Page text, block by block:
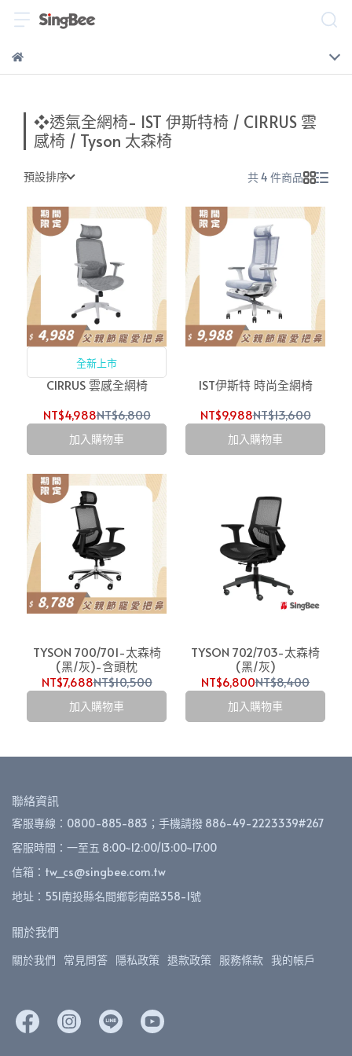
❖透氣全網椅- IST 伊斯特椅 / CIRRUS 雲
感椅 / Tyson 太森椅
預設排序 共 4 件商品
全新上市
CIRRUS 雲感全網椅
NT$4,988NT$6,800
加入購物車
IST伊斯特 時尚全網椅
NT$9,988NT$13,600
加入購物車
TYSON 700/701-太森椅
(黑/灰)-含頭枕
NT$7,688NT$10,500
加入購物車
TYSON 702/703-太森椅
(黑/灰)
NT$6,800NT$8,400
加入購物車
聯絡資訊
客服專線：0800-885-883；手機請撥 886-49-2223339#267
客服時間：一至五 8:00~12:00/13:00~17:00
信箱：tw_cs@singbee.com.tw
地址：551南投縣名間鄉彰南路358-1號
關於我們
關於我們 常見問答 隱私政策 退款政策 服務條款 我的帳戶